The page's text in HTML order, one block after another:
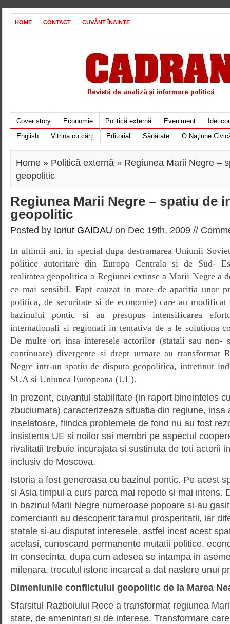
HOME CONTACT CUVÂNT ÎNAINTE
Cover story Economie Politică externă Eveniment
Idei
English
Vitrina cu cărți Editorial Sănătate O Naţiune
Home » Politică externă » Regiunea Marii Negre –
geopolitic
Regiunea Marii Negre – spatiu de
geopolitic
Posted by Ionut GAIDAU on Dec 19th, 2009 //
In ultimii ani, in special dupa destramarea Uniunii
politice autoritare din Europa Centrala si de Sud-
realitatea geopolitica a Regiunei extinse a Marii Negre a
ce mai sensibil. Fapt cauzat in mare de aparitia unor
politica, de securitate si de economie) care au
bazinului pontic si au presupus intensificarea
internationali si regionali in tentativa de a le solutiona
De multe ori insa interesele actorilor (statali sau non-
continuare) divergente si drept urmare au transformat
Negre intr-un spatiu de disputa geopolitica, intretinut
SUA si Uniunea Europeana (UE).
In prezent, cuvantul stabilitate (in raport bineinteles
zbuciumata) caracterizeaza situatia din regiune, insa
inselatoare, fiindca problemele de fond nu au fost
insistenta UE si noilor sai membri pe aspectul
rivalitatii trebuie incurajata si sustinuta de toti actorii
inclusiv de Moscova.
Istoria a fost generoasa cu bazinul pontic. Pe acest
si Asia timpul a curs parca mai repede si mai intens.
in bazinul Marii Negre numeroase popoare si-au
comercianti au descoperit taramul prosperitatii, iar
statale si-au disputat interesele, astfel incat acest
acelasi, cunoscand permanente mutatii politice,
In consecinta, dupa cum adesea se intampa in
milenara, trecutul istoric incarcat a dat nastere unui
Dimeniunile conflictului geopolitic de la Marea
Sfarsitul Razboiului Rece a transformat regiunea
state, de amenintari si de interese. Transformare